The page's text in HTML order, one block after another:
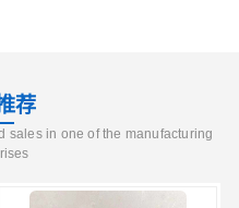
荐
sales in one of the manufacturing